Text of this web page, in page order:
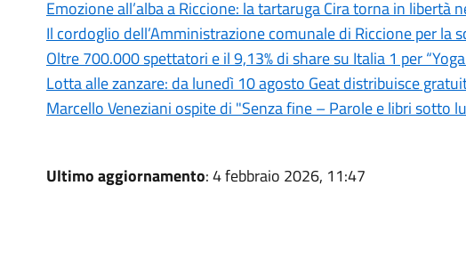
Emozione all’alba a Riccione: la tartaruga Cira torna in libertà
Il cordoglio dell’Amministrazione comunale di Riccione per la
Oltre 700.000 spettatori e il 9,13% di share su Italia 1 per
Lotta alle zanzare: da lunedì 10 agosto Geat distribuisce
Marcello Veneziani ospite di "Senza fine – Parole e libri sotto
Ultimo aggiornamento: 4 febbraio 2026, 11:47